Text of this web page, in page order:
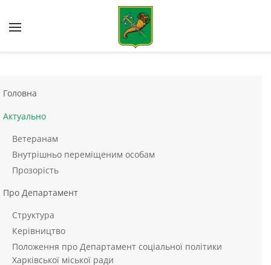
Skip to main content
Головна
Актуально
Ветеранам
Внутрішньо переміщеним особам
Прозорість
Про Департамент
Структура
Керівництво
Положення про Департамент соціальної політики
Харківської міської ради